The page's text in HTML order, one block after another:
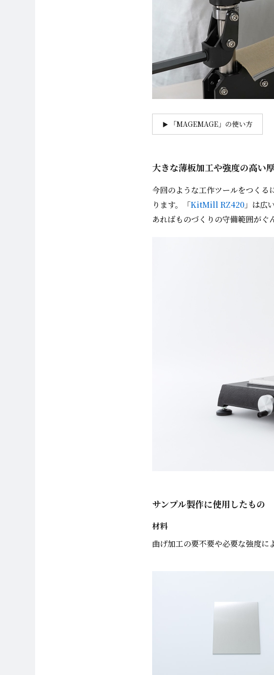
「MAGEMAGE」の使い方
大きな薄板加工や強度の高
今回のような工作ツールをつくる
ります。「KitMill RZ420 」は広
あればものづくりの守備範囲がぐ
サンプル製作に使用したもの
材料
曲げ加工の要不要や必要な強度に